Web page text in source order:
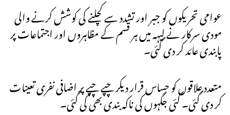
عوامی تحریکوں کو جبر اور تشدد سے کچلنے کی کوشش کرنے والی
مودی سرکار نے لیہہ میں ہر قسم کے مظاہروں اور اجتماعات پر
پابندی عائد کر دی گئی۔
متعدد علاقوں کو حساس قرار دیکر چپے چپے پر اضافی نفری تعینات
کر دی گئی۔ کئی جگہوں کی ناکہ بندی بھی کی گئی۔